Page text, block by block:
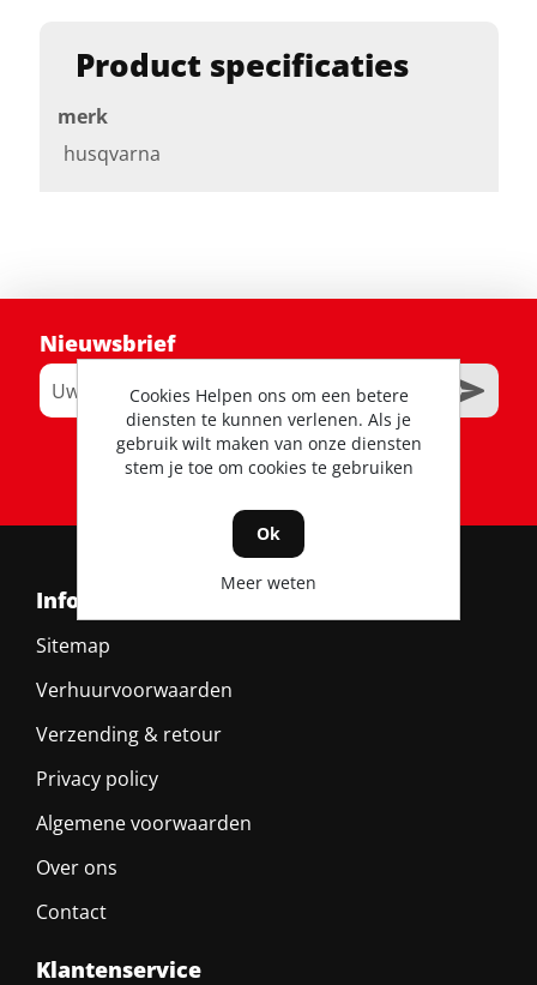
Product specificaties
merk
husqvarna
Nieuwsbrief
RSS
Informatie
Sitemap
Verhuurvoorwaarden
Verzending & retour
Privacy policy
Algemene voorwaarden
Over ons
Contact
Klantenservice
Cookies Helpen ons om een betere
diensten te kunnen verlenen. Als je
gebruik wilt maken van onze diensten
stem je toe om cookies te gebruiken
Ok
Meer weten